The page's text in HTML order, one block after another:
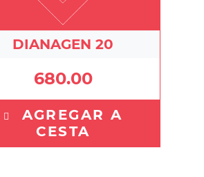
DIANAGEN 20
680.00
AGREGAR A
CESTA